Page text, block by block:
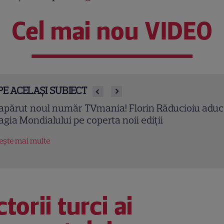
Cel mai nou VIDEO
ACELAȘI SUBIECT
revista TVMania din 8 iunie 2026! Camelia
anunță startul Mondialului de fotbal la Antena 1
mai multe
turci ai